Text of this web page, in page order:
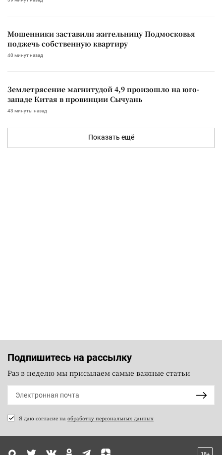
Мошенники заставили жительницу Подмосковья
поджечь собственную квартиру
40 минут назад
Землетрясение магнитудой 4,9 произошло на юго-
западе Китая в провинции Сычуань
43 минуты назад
Показать ещё
Подпишитесь на рассылку
Раз в неделю мы присылаем самые важные статьи
Я даю согласие на обработку персональных данных